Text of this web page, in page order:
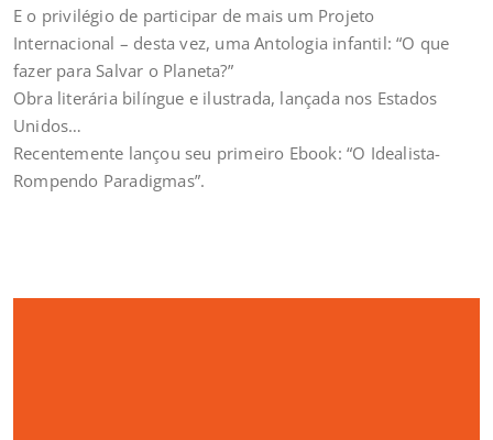
E o privilégio de participar de mais um Projeto
Internacional – desta vez, uma Antologia infantil: “O que
fazer para Salvar o Planeta?”
Obra literária bilíngue e ilustrada, lançada nos Estados
Unidos…
Recentemente lançou seu primeiro Ebook: “O Idealista-
Rompendo Paradigmas”.